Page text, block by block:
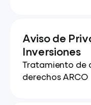
Aviso de
Inversiones
Tratamiento de
derechos ARCO